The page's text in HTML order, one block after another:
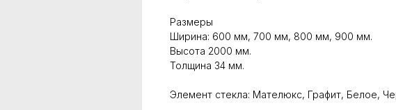
Размеры
Ширина: 600 мм, 700 мм, 800 мм, 900 мм.
Высота 2000 мм.
Толщина 34 мм.
Элемент стекла: Мателюкс, Графит, Белое,